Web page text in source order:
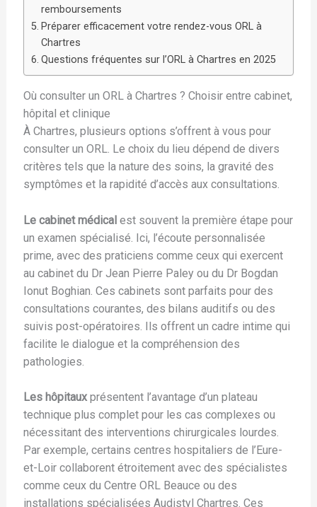
remboursements
Préparer efficacement votre rendez-vous ORL à
Chartres
Questions fréquentes sur l’ORL à Chartres en 2025
Où consulter un ORL à Chartres ? Choisir entre cabinet,
hôpital et clinique
À Chartres, plusieurs options s’offrent à vous pour
consulter un ORL. Le choix du lieu dépend de divers
critères tels que la nature des soins, la gravité des
symptômes et la rapidité d’accès aux consultations.
Le cabinet médicalest souvent la première étape pour
un examen spécialisé. Ici, l’écoute personnalisée
prime, avec des praticiens comme ceux qui exercent
au cabinet du Dr Jean Pierre Paley ou du Dr Bogdan
Ionut Boghian. Ces cabinets sont parfaits pour des
consultations courantes, des bilans auditifs ou des
suivis post-opératoires. Ils offrent un cadre intime qui
facilite le dialogue et la compréhension des
pathologies.
Les hôpitauxprésentent l’avantage d’un plateau
technique plus complet pour les cas complexes ou
nécessitant des interventions chirurgicales lourdes.
Par exemple, certains centres hospitaliers de l’Eure-
et-Loir collaborent étroitement avec des spécialistes
comme ceux du Centre ORL Beauce ou des
installations spécialisées Audistyl Chartres. Ces